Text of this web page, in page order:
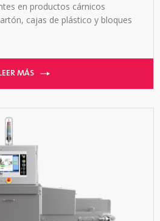
en productos cárnicos
cajas de plástico y bloques
MÁS